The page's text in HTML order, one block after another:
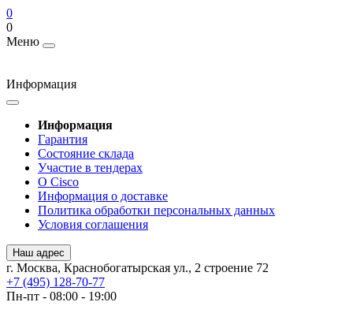
0
0
Меню
Информация
Информация
Гарантия
Состояние склада
Участие в тендерах
О Cisco
Информация о доставке
Политика обработки персональных данных
Условия соглашения
Наш адрес
г. Москва, Краснобогатырская ул., 2 строение 72
+7 (495) 128-70-77
Пн-пт - 08:00 - 19:00